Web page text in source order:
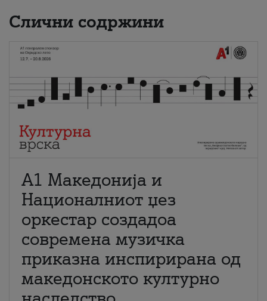
Слични содржини
А1 Македонија и
Националниот џез
оркестар создадоа
современа музичка
приказна инспирирана од
македонското културно